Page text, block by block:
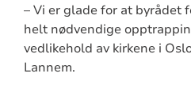
– Vi er glade for at byrådet
helt nødvendige
vedlikehold av kirkene i
Lannem.